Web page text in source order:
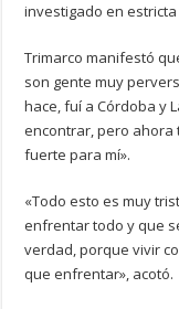
investigado en
Trimarco manifestó
son gente muy
hace, fuí a Córdoba y
encontrar, pero ahora
fuerte para mí».
«Todo esto es muy
enfrentar todo y que
verdad, porque vivir
que enfrentar», acotó.